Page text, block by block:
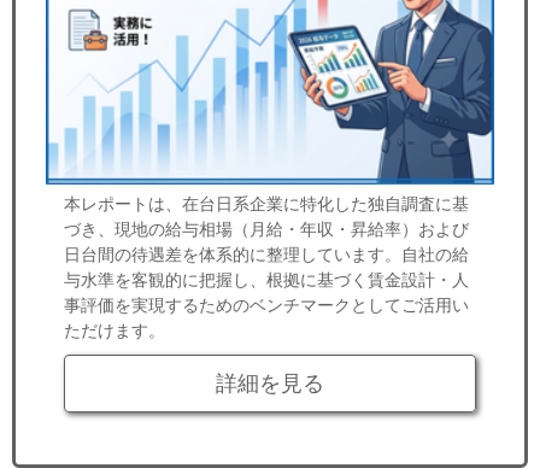
本レポートは、在台日系企業に特化した独自調査に基
づき、現地の給与相場（月給・年収・昇給率）および
日台間の待遇差を体系的に整理しています。自社の給
与水準を客観的に把握し、根拠に基づく賃金設計・人
事評価を実現するためのベンチマークとしてご活用い
ただけます。
詳細を見る